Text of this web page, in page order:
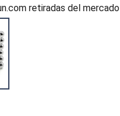
retiradas del mercado